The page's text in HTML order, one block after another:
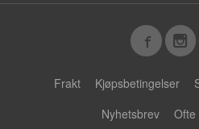
Frakt Kjøpsbetingelser
Nyhetsbrev
Ofte